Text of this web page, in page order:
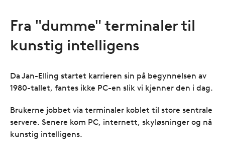
Fra "dumme" terminaler til
kunstig intelligens
Da Jan-Elling startet karrieren sin på begynnelsen av
1980-tallet, fantes ikke PC-en slik vi kjenner den i dag.
Brukerne jobbet via terminaler koblet til store sentrale
servere. Senere kom PC, internett, skyløsninger og nå
kunstig intelligens.